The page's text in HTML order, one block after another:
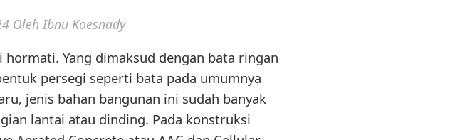
Oleh Ibnu Koesnady
hormati. Yang dimaksud dengan bata ringan
persegi seperti bata pada umumnya
jenis bahan bangunan ini sudah banyak
lantai atau dinding. Pada konstruksi